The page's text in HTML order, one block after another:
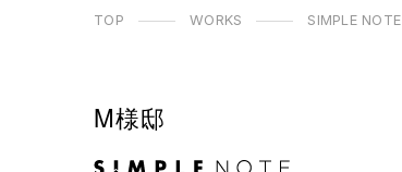
TOP WORKS SIMPLE NOTE
M様邸